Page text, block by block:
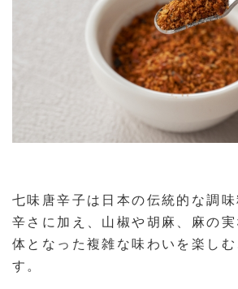
七味唐辛子は日本の伝統的な調
辛さに加え、山椒や胡麻、麻の
体となった複雑な味わいを楽しむ
す。